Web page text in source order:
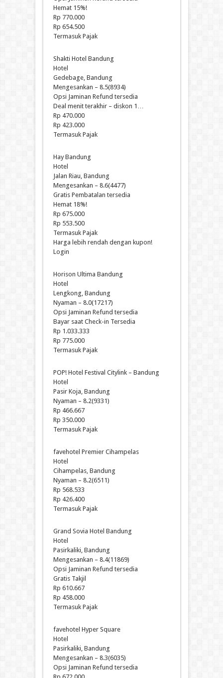
Hemat 15%!
Rp 770.000
Rp 654.500
Termasuk Pajak
Shakti Hotel Bandung
Hotel
Gedebage, Bandung
Mengesankan – 8.5(8934)
Opsi Jaminan Refund tersedia
Deal menit terakhir – diskon 1…
Rp 470.000
Rp 423.000
Termasuk Pajak
Hay Bandung
Hotel
Jalan Riau, Bandung
Mengesankan – 8.6(4477)
Gratis Pembatalan tersedia
Hemat 18%!
Rp 675.000
Rp 553.500
Termasuk Pajak
Harga lebih rendah dengan kupon!
Login
Horison Ultima Bandung
Hotel
Lengkong, Bandung
Nyaman – 8.0(17217)
Opsi Jaminan Refund tersedia
Bayar saat Check-in Tersedia
Rp 1.033.333
Rp 775.000
Termasuk Pajak
POP! Hotel Festival Citylink – Bandung
Hotel
Pasir Koja, Bandung
Nyaman – 8.2(9331)
Rp 466.667
Rp 350.000
Termasuk Pajak
favehotel Premier Cihampelas
Hotel
Cihampelas, Bandung
Nyaman – 8.2(6511)
Rp 568.533
Rp 426.400
Termasuk Pajak
Grand Sovia Hotel Bandung
Hotel
Pasirkaliki, Bandung
Mengesankan – 8.4(11869)
Opsi Jaminan Refund tersedia
Gratis Takjil
Rp 610.667
Rp 458.000
Termasuk Pajak
favehotel Hyper Square
Hotel
Pasirkaliki, Bandung
Mengesankan – 8.3(6035)
Opsi Jaminan Refund tersedia